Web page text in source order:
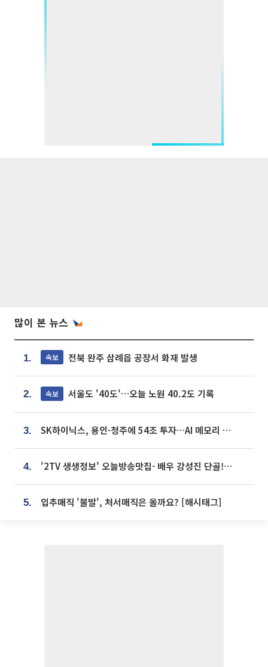
많이 본 뉴스
1. 속보 전북 완주 삼례읍 공장서 화재 발생
2. 속보 서울도 '40도'…오늘 노원 40.2도 기록
3. SK하이닉스, 용인·청주에 54조 투자…AI 메모리 생산기지 키운다
4. '2TV 생생정보' 오늘방송맛집- 배우 강성진 단골! 쌀국수ㆍ푸팟퐁 커리 맛집 '블○○○'
5. 입추매직 '불발', 처서매직은 올까요? [해시태그]